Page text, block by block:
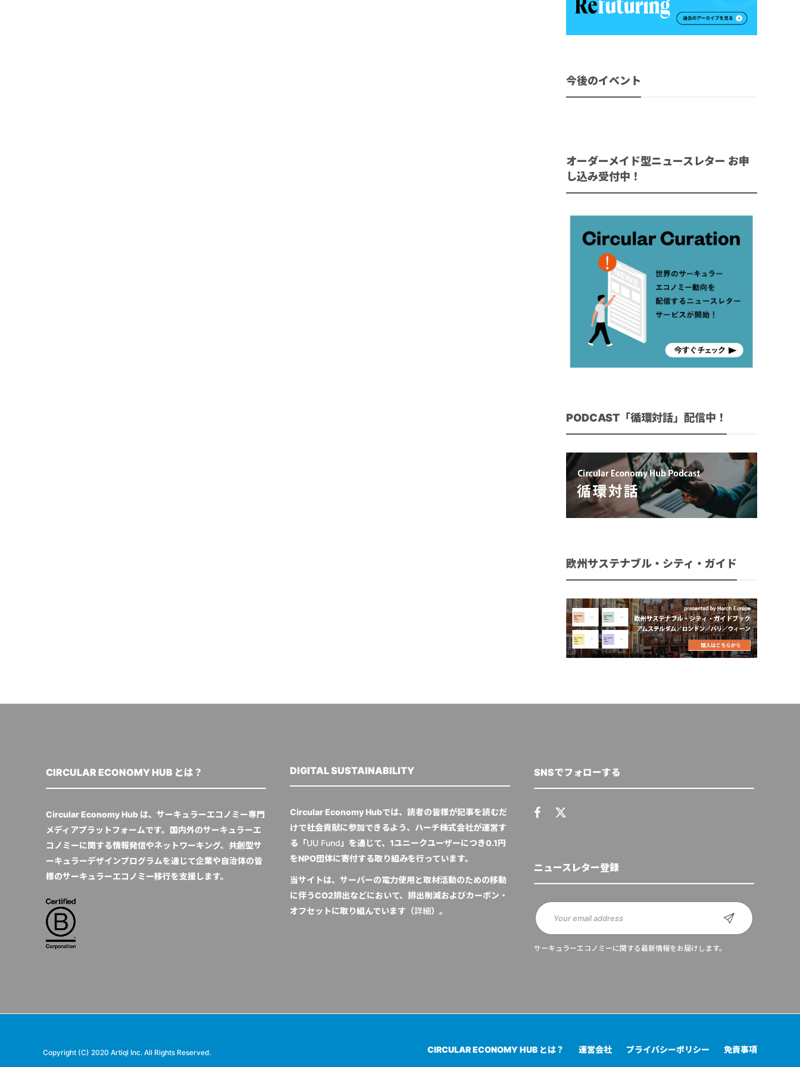
今後のイベント
オーダーメイド型ニュースレター お申
し込み受付中！
PODCAST「循環対話」配信中！
欧州サステナブル・シティ・ガイド
CIRCULAR ECONOMY HUB とは？
Circular Economy Hub は、サーキュラーエコノミー専門
メディアプラットフォームです。国内外のサーキュラーエ
コノミーに関する情報発信やネットワーキング、共創型サ
ーキュラーデザインプログラムを通じて企業や自治体の皆
様のサーキュラーエコノミー移行を支援します。
DIGITAL SUSTAINABILITY
Circular Economy Hubでは、読者の皆様が記事を読むだ
けで社会貢献に参加できるよう、ハーチ株式会社が運営す
る「UU Fund」を通じて、1ユニークユーザーにつき0.1円
をNPO団体に寄付する取り組みを行っています。
当サイトは、サーバーの電力使用と取材活動のための移動
に伴うCO2排出などにおいて、排出削減およびカーボン・
オフセットに取り組んでいます（詳細）。
SNSでフォローする
ニュースレター登録
サーキュラーエコノミーに関する最新情報をお届けします。
Copyright (C) 2020 Artiql Inc. All Rights Reserved. CIRCULAR ECONOMY HUB とは？ 運営会社 プライバシーポリシー 免責事項